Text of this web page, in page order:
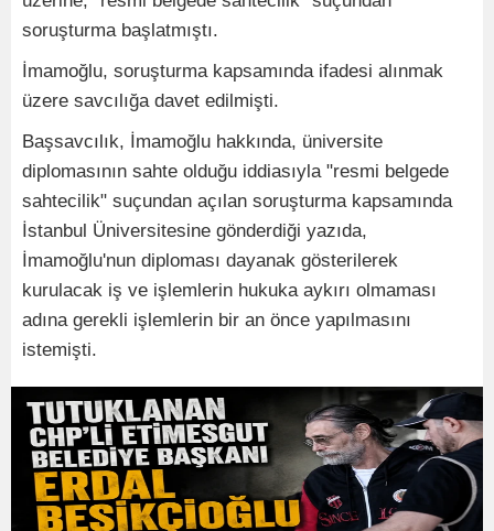
soruşturma başlatmıştı.
İmamoğlu, soruşturma kapsamında ifadesi alınmak
üzere savcılığa davet edilmişti.
Başsavcılık, İmamoğlu hakkında, üniversite
diplomasının sahte olduğu iddiasıyla "resmi belgede
sahtecilik" suçundan açılan soruşturma kapsamında
İstanbul Üniversitesine gönderdiği yazıda,
İmamoğlu'nun diploması dayanak gösterilerek
kurulacak iş ve işlemlerin hukuka aykırı olmaması
adına gerekli işlemlerin bir an önce yapılmasını
istemişti.